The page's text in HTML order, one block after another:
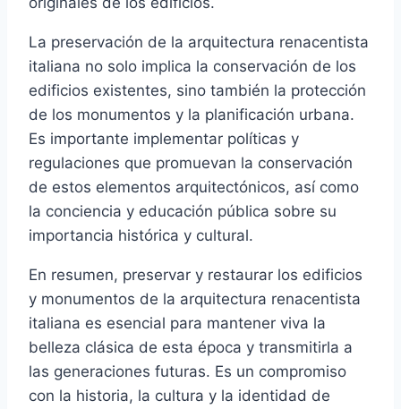
La preservación de la arquitectura renacentista
italiana no solo implica la conservación de los
edificios existentes, sino también la protección
de los monumentos y la planificación urbana.
Es importante implementar políticas y
regulaciones que promuevan la conservación
de estos elementos arquitectónicos, así como
la conciencia y educación pública sobre su
importancia histórica y cultural.
En resumen, preservar y restaurar los edificios
y monumentos de la arquitectura renacentista
italiana es esencial para mantener viva la
belleza clásica de esta época y transmitirla a
las generaciones futuras. Es un compromiso
con la historia, la cultura y la identidad de